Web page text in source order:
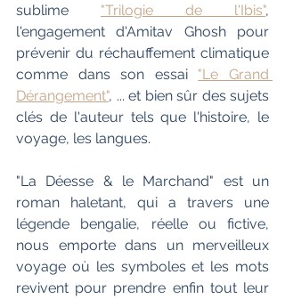
sublime "Trilogie de l'Ibis",
l'engagement d'Amitav Ghosh pour
prévenir du réchauffement climatique
comme dans son essai "Le Grand
Dérangement", ... et bien sûr des sujets
clés de l'auteur tels que l'histoire, le
voyage, les langues.
"La Déesse & le Marchand" est un
roman haletant, qui a travers une
légende bengalie, réelle ou fictive,
nous emporte dans un merveilleux
voyage où les symboles et les mots
revivent pour prendre enfin tout leur